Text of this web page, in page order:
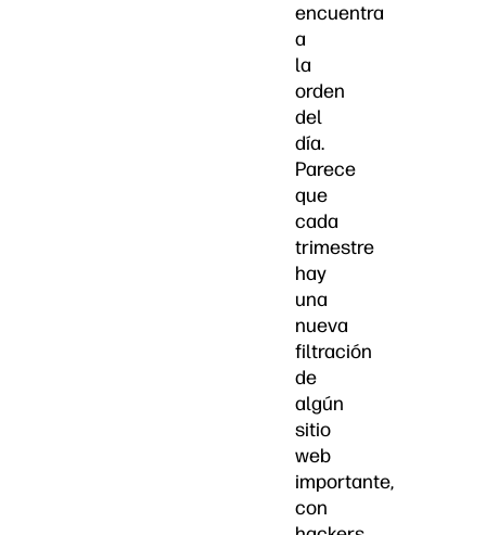
encuentra
a
la
orden
del
día.
Parece
que
cada
trimestre
hay
una
nueva
filtración
de
algún
sitio
web
importante,
con